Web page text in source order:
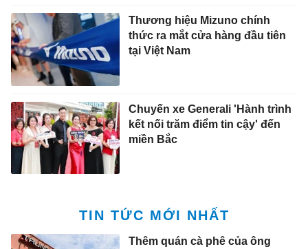
Thương hiệu Mizuno chính
thức ra mắt cửa hàng đầu tiên
tại Việt Nam
Chuyến xe Generali 'Hành trình
kết nối trăm điểm tin cậy' đến
miền Bắc
TIN TỨC MỚI NHẤT
Thêm quán cà phê của ông